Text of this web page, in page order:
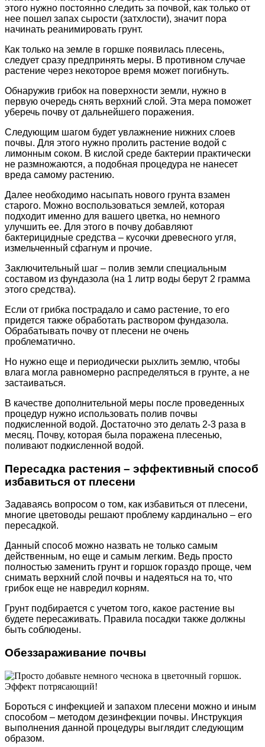
этого нужно постоянно следить за почвой, как только от
нее пошел запах сырости (затхлости), значит пора
начинать реанимировать грунт.
Как только на земле в горшке появилась плесень,
следует сразу предпринять меры. В противном случае
растение через некоторое время может погибнуть.
Обнаружив грибок на поверхности земли, нужно в
первую очередь снять верхний слой. Эта мера поможет
уберечь почву от дальнейшего поражения.
Следующим шагом будет увлажнение нижних слоев
почвы. Для этого нужно пролить растение водой с
лимонным соком. В кислой среде бактерии практически
не размножаются, а подобная процедура не нанесет
вреда самому растению.
Далее необходимо насыпать нового грунта взамен
старого. Можно воспользоваться землей, которая
подходит именно для вашего цветка, но немного
улучшить ее. Для этого в почву добавляют
бактерицидные средства – кусочки древесного угля,
измельченный сфагнум и прочие.
Заключительный шаг – полив земли специальным
составом из фундазола (на 1 литр воды берут 2 грамма
этого средства).
Если от грибка пострадало и само растение, то его
придется также обработать раствором фундазола.
Обрабатывать почву от плесени не очень
проблематично.
Но нужно еще и периодически рыхлить землю, чтобы
влага могла равномерно распределяться в грунте, а не
застаиваться.
В качестве дополнительной меры после проведенных
процедур нужно использовать полив почвы
подкисленной водой. Достаточно это делать 2-3 раза в
месяц. Почву, которая была поражена плесенью,
поливают подкисленной водой.
Пересадка растения – эффективный способ
избавиться от плесени
Задаваясь вопросом о том, как избавиться от плесени,
многие цветоводы решают проблему кардинально – его
пересадкой.
Данный способ можно назвать не только самым
действенным, но еще и самым легким. Ведь просто
полностью заменить грунт и горшок гораздо проще, чем
снимать верхний слой почвы и надеяться на то, что
грибок еще не навредил корням.
Грунт подбирается с учетом того, какое растение вы
будете пересаживать. Правила посадки также должны
быть соблюдены.
Обеззараживание почвы
Бороться с инфекцией и запахом плесени можно и иным
способом – методом дезинфекции почвы. Инструкция
выполнения данной процедуры выглядит следующим
образом.